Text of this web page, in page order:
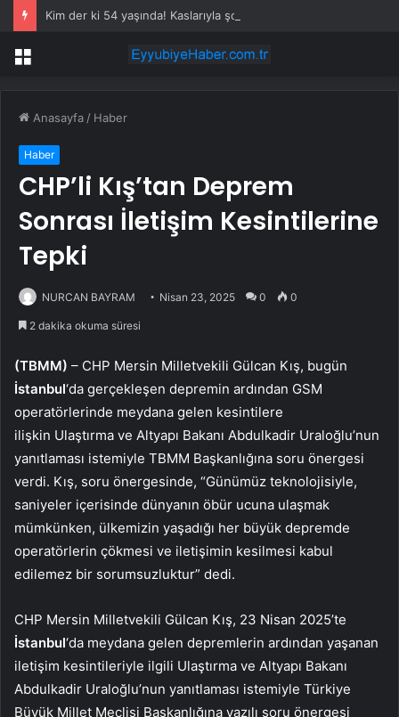
Kim der ki 54 yaşında! Kaslarıyla şov yaptı
Menü
Anasayfa / Haber
Haber
CHP’li Kış’tan Deprem
Sonrası İletişim Kesintilerine
Tepki
NURCAN BAYRAM Nisan 23, 2025 0 0
2 dakika okuma süresi
(TBMM) – CHP Mersin Milletvekili Gülcan Kış, bugün
İstanbul‘da gerçekleşen depremin ardından GSM
operatörlerinde meydana gelen kesintilere
ilişkin Ulaştırma ve Altyapı Bakanı Abdulkadir Uraloğlu’nun
yanıtlaması istemiyle TBMM Başkanlığına soru önergesi
verdi. Kış, soru önergesinde, “Günümüz teknolojisiyle,
saniyeler içerisinde dünyanın öbür ucuna ulaşmak
mümkünken, ülkemizin yaşadığı her büyük depremde
operatörlerin çökmesi ve iletişimin kesilmesi kabul
edilemez bir sorumsuzluktur” dedi.
CHP Mersin Milletvekili Gülcan Kış, 23 Nisan 2025’te
İstanbul‘da meydana gelen depremlerin ardından yaşanan
iletişim kesintileriyle ilgili Ulaştırma ve Altyapı Bakanı
Abdulkadir Uraloğlu’nun yanıtlaması istemiyle Türkiye
Büyük Millet Meclisi Başkanlığına yazılı soru önergesi